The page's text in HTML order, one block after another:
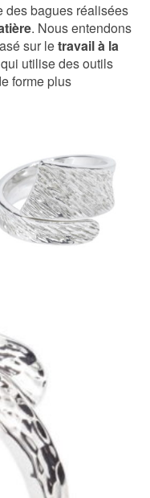
des bagues réalisées
. Nous entendons
sur letravail à la
utilise des outils
forme plus